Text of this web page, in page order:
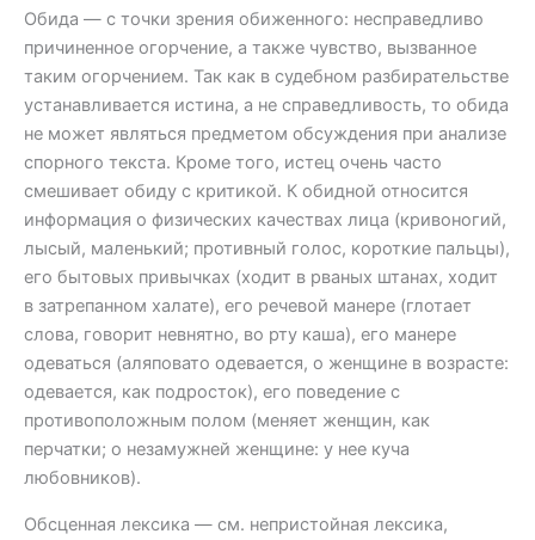
Обида — с точки зрения обиженного: несправедливо
причиненное огорчение, а также чувство, вызванное
таким огорчением. Так как в судебном разбирательстве
устанавливается истина, а не справедливость, то обида
не может являться предметом обсуждения при анализе
спорного текста. Кроме того, истец очень часто
смешивает обиду с критикой. К обидной относится
информация о физических качествах лица (кривоногий,
лысый, маленький; противный голос, короткие пальцы),
его бытовых привычках (ходит в рваных штанах, ходит
в затрепанном халате), его речевой манере (глотает
слова, говорит невнятно, во рту каша), его манере
одеваться (аляповато одевается, о женщине в возрасте:
одевается, как подросток), его поведение с
противоположным полом (меняет женщин, как
перчатки; о незамужней женщине: у нее куча
любовников).
Обсценная лексика — см. непристойная лексика,